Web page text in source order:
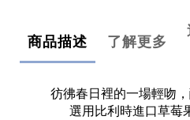
商品描述 了解更多
彷彿春日裡的一場輕吻
選用比利時進口草莓